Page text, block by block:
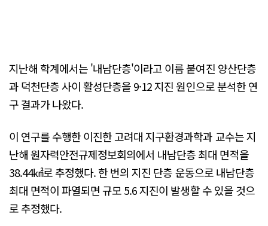
지난해 학계에서는 '내남단층'이라고 이름 붙여진 양산단층
과 덕천단층 사이 활성단층을 9·12 지진 원인으로 분석한 연
구 결과가 나왔다.
이 연구를 수행한 이진한 고려대 지구환경과학과 교수는 지
난해 원자력안전규제정보회의에서 내남단층 최대 면적을
38.44㎢로 추정했다. 한 번의 지진 단층 운동으로 내남단층
최대 면적이 파열되면 규모 5.6 지진이 발생할 수 있을 것으
로 추정했다.